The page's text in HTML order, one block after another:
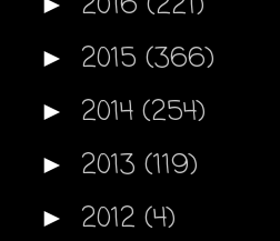
► 2015 (366)
► 2014 (254)
► 2013 (119)
► 2012 (4)